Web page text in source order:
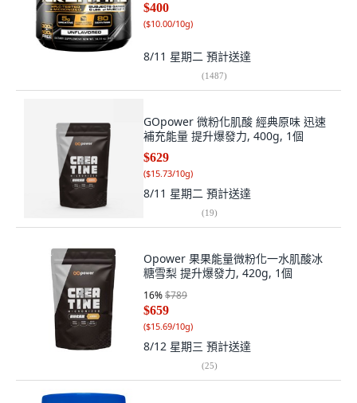
$400
($10.00/10g)
8/11 星期二 預計送達
(1487)
GOpower 微粉化肌酸 經典原味 迅速
補充能量 提升爆發力, 400g, 1個
$629
($15.73/10g)
8/11 星期二 預計送達
(19)
Opower 果果能量微粉化一水肌酸冰
糖雪梨 提升爆發力, 420g, 1個
16%$789
$659
($15.69/10g)
8/12 星期三 預計送達
(25)